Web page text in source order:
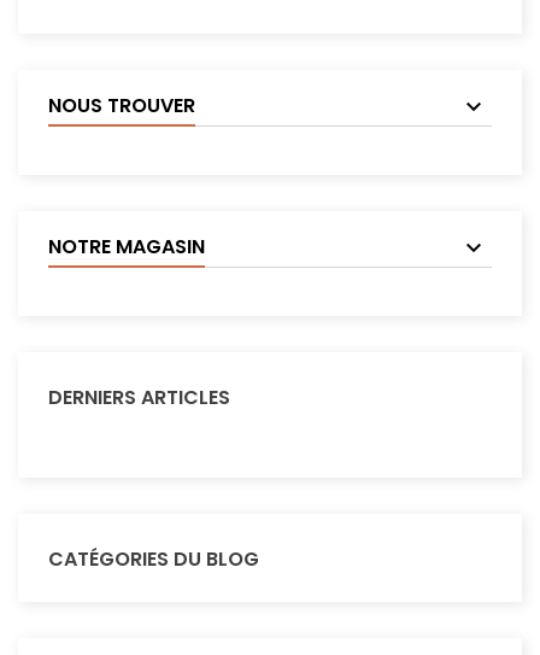
NOUS TROUVER
NOTRE MAGASIN
DERNIERS ARTICLES
CATÉGORIES DU BLOG